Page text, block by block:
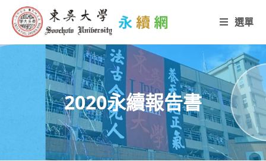
選單
2020永續報告書